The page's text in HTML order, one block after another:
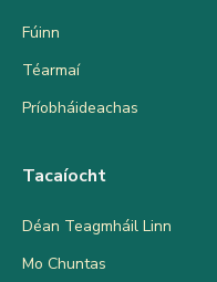
Fúinn
Téarmaí
Príobháideachas
Tacaíocht
Déan Teagmháil Linn
Mo Chuntas